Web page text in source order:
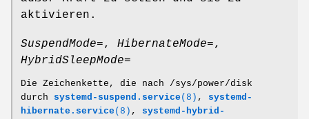
aktivieren.
SuspendMode=, HibernateMode=,
HybridSleepMode=
Die Zeichenkette, die nach /sys/power/disk
durch systemd-suspend.service (8) , systemd-
hibernate.service (8) , systemd-hybrid-